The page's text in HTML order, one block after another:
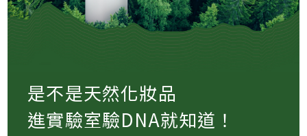
是不是天然化妝品
進實驗室驗DNA就知道！